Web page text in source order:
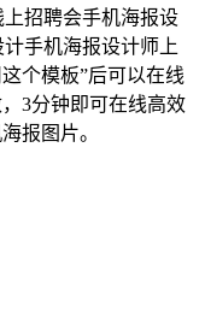
招聘会手机海报设
手机海报设计师上
个模板”后可以在线
3分钟即可在线高效
报图片。